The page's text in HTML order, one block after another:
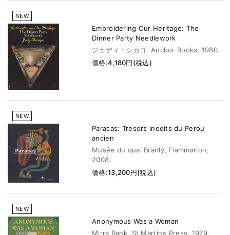
NEW
Embroidering Our Heritage: The
Dinner Party Needlework
ジュディ・シカゴ. Anchor Books, 1980.
価格:4,180円(税込)
NEW
Paracas: Tresors inedits du Perou
ancien
Musée du quai Branly, Flammarion,
2008.
価格:13,200円(税込)
NEW
Anonymous Was a Woman
Mirra Bank. St.Martin’s Press, 1979.